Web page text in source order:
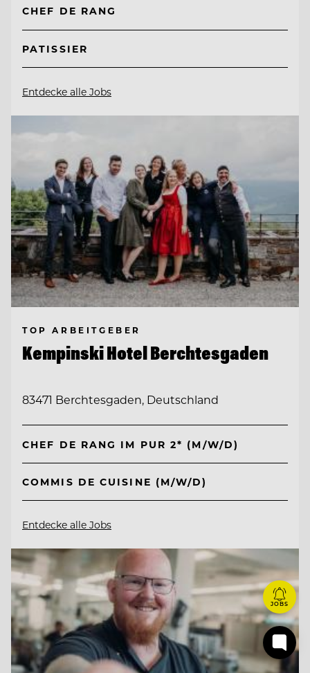
CHEF DE RANG
PATISSIER
Entdecke alle Jobs
TOP ARBEITGEBER
Kempinski Hotel Berchtesgaden
83471 Berchtesgaden, Deutschland
CHEF DE RANG IM PUR 2* (M/W/D)
COMMIS DE CUISINE (M/W/D)
Entdecke alle Jobs
JOBS